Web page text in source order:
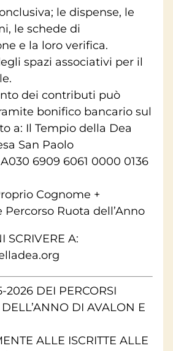
le dispense, le
le schede di
e la loro verifica.
spazi associativi per il
dei contributi può
bonifico bancario sul
a: Il Tempio della Dea
San Paolo
A030 6909 6061 0000 0136
Cognome +
Percorso Ruota dell’Anno
SCRIVERE A:
2026 DEI PERCORSI
DI AVALON E
ALLE ISCRITTE ALLE